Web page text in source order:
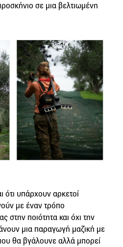
σε μια βελτιωμένη
ότι υπάρχουν αρκετοί
με έναν τρόπο
στην ποιότητα και όχι την
μια παραγωγή μαζική με
θα βγάλουνε αλλά μπορεί